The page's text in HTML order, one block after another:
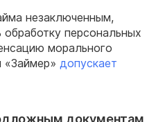
незаключенным,
персональных
морального
«Займер» допускает